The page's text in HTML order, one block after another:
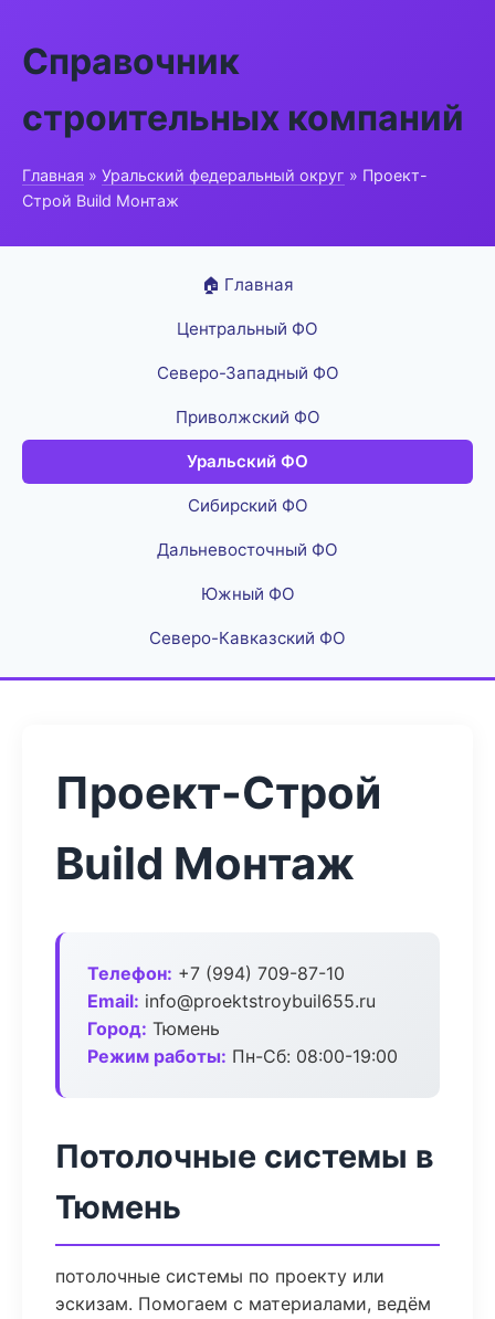
Справочник
строительных компаний
Главная » Уральский федеральный округ » Проект-
Строй Build Монтаж
🏠 Главная
Центральный ФО
Северо-Западный ФО
Приволжский ФО
Уральский ФО
Сибирский ФО
Дальневосточный ФО
Южный ФО
Северо-Кавказский ФО
Проект-Строй
Build Монтаж
Телефон: +7 (994) 709-87-10
Email: info@proektstroybuil655.ru
Город: Тюмень
Режим работы: Пн-Сб: 08:00-19:00
Потолочные системы в
Тюмень
потолочные системы по проекту или
эскизам. Помогаем с материалами, ведём